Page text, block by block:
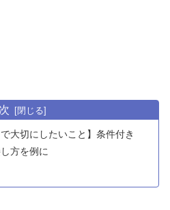
大切にしたいこと】条件付き
方を例に